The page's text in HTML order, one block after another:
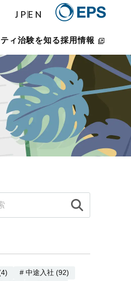
JPEN
ィ治験を知る採用情報
# 中途入社 (92)